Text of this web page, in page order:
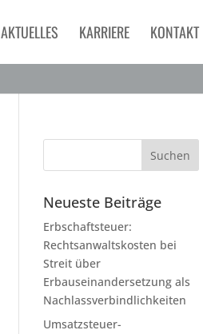
AKTUELLES KARRIERE KONTAKT
Neueste Beiträge
Erbschaftsteuer:
Rechtsanwaltskosten bei
Streit über
Erbauseinandersetzung als
Nachlassverbindlichkeiten
Umsatzsteuer-